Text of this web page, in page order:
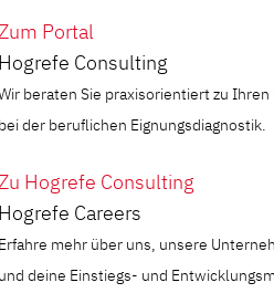
Portal
Consulting
beraten Sie praxisorientiert zu
der beruflichen Eignungsdiagnostik.
Hogrefe Consulting
Careers
mehr über uns, unsere
deine Einstiegs- und